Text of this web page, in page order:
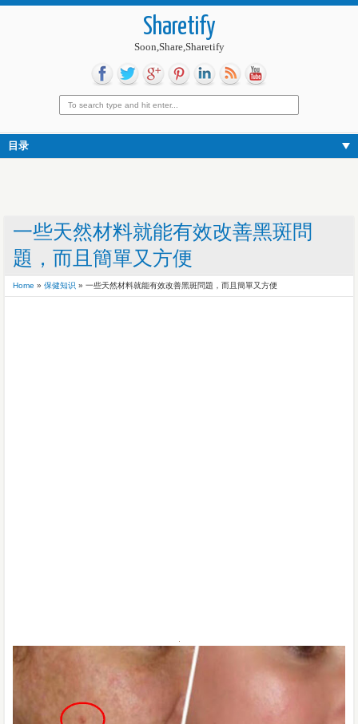
Sharetify
Soon,Share,Sharetify
目录
一些天然材料就能有效改善黑斑問
題，而且簡單又方便
Home » 保健知识 » 一些天然材料就能有效改善黑斑問題，而且簡單又方便